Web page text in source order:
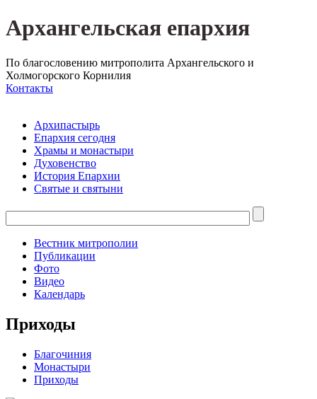
Архангельская епархия
По благословению митрополита Архангельского и
Холмогорского Корнилия
Контакты
Архипастырь
Епархия сегодня
Храмы и монастыри
Духовенство
История Епархии
Святые и святыни
Вестник митрополии
Публикации
Фото
Видео
Календарь
Приходы
Благочиния
Монастыри
Приходы